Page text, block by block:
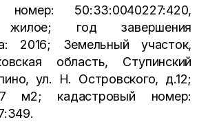
номер: 50:33:0040227:420,
жилое; год завершения
2016; Земельный участок,
область, Ступинский
ул. Н. Островского, д.12;
м2; кадастровый номер: